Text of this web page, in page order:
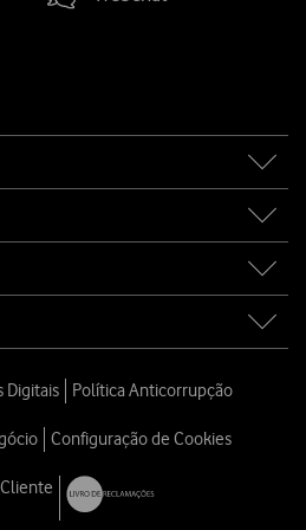
Digitais Política Anticorrupção
Configuração de Cookies